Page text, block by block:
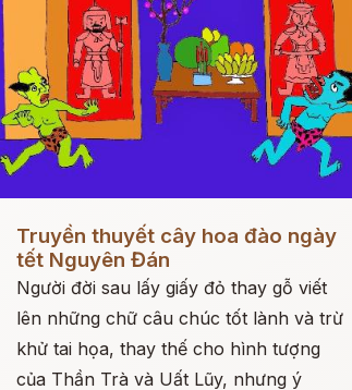
Đọc ngay
Truyền thuyết cây hoa đào ngày
tết Nguyên Đán
Người đời sau lấy giấy đỏ thay gỗ viết
lên những chữ câu chúc tốt lành và trừ
khử tai họa, thay thế cho hình tượng
của Thần Trà và Uất Lũy, nhưng ý